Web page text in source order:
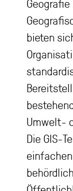
bieten
Umwelt-
Die GIS-